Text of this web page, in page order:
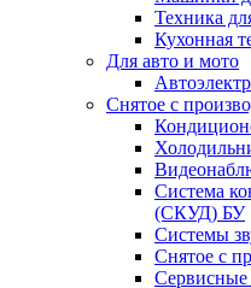
Техника
Кухонная
Для авто и мото
Снятое с
Система
(СКУД) БУ
Системы
Снятое с
Сервисные